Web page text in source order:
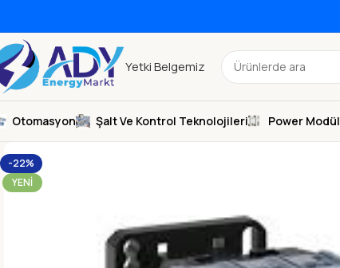
Yetki Belgemiz
Otomasyon Şalt Ve Kontrol Teknolojileri Power Modül
-22%
YENI